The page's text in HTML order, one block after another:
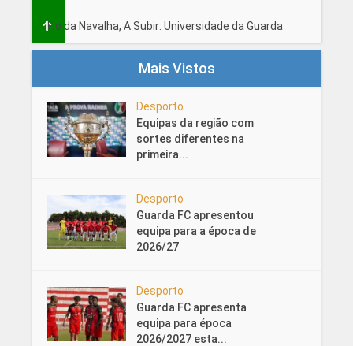
Fio da Navalha, A Subir: Universidade da Guarda
Mais Vistos
Desporto
Equipas da região com
sortes diferentes na
primeira...
Desporto
Guarda FC apresentou
equipa para a época de
2026/27
Desporto
Guarda FC apresenta
equipa para época
2026/2027 esta...